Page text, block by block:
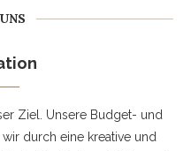
Ziel. Unsere Budget- und
durch eine kreative und